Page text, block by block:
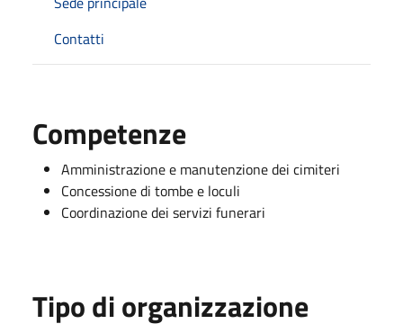
Contatti
Competenze
Amministrazione e manutenzione dei cimiteri
Concessione di tombe e loculi
Coordinazione dei servizi funerari
Tipo di organizzazione